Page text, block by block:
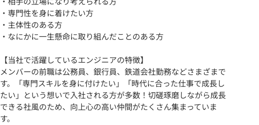
・専門性を身に着けたい方
・主体性のある方
・なにかに一生懸命に取り組んだことのある方
【当社で活躍しているエンジニアの特徴】
メンバーの前職は公務員、銀行員、鉄道会社勤務などさまざまで
す。「専門スキルを身に付けたい」「時代に合った仕事で成長し
たい」という想いで入社される方が多数！切磋琢磨しながら成長
できる社風のため、向上心の高い仲間がたくさん集まっていま
す。